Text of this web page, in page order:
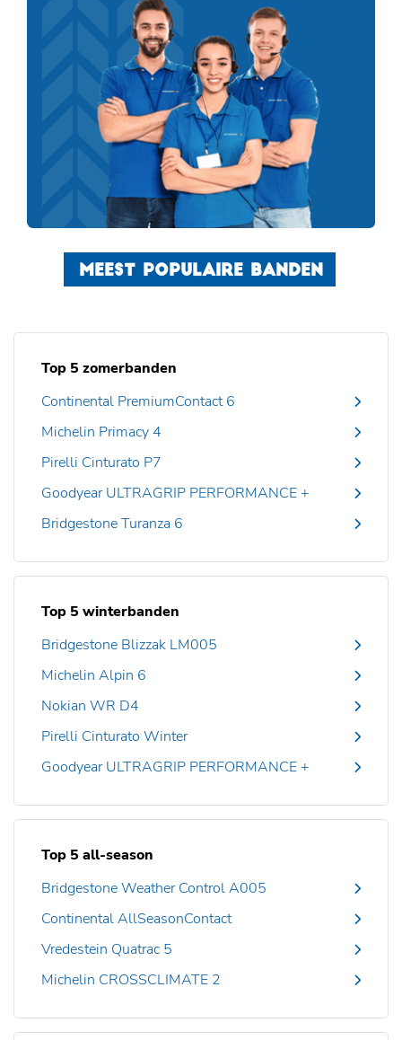
MEEST POPULAIRE BANDEN
Top 5 zomerbanden
Continental PremiumContact 6
Michelin Primacy 4
Pirelli Cinturato P7
Goodyear ULTRAGRIP PERFORMANCE +
Bridgestone Turanza 6
Top 5 winterbanden
Bridgestone Blizzak LM005
Michelin Alpin 6
Nokian WR D4
Pirelli Cinturato Winter
Goodyear ULTRAGRIP PERFORMANCE +
Top 5 all-season
Bridgestone Weather Control A005
Continental AllSeasonContact
Vredestein Quatrac 5
Michelin CROSSCLIMATE 2